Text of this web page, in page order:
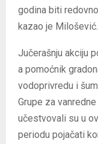
godina biti
kazao je Milošević.
Jučerašnju akciju
a pomoćnik
vodoprivredu i
Grupe za
učestvovali su u
periodu pojačati